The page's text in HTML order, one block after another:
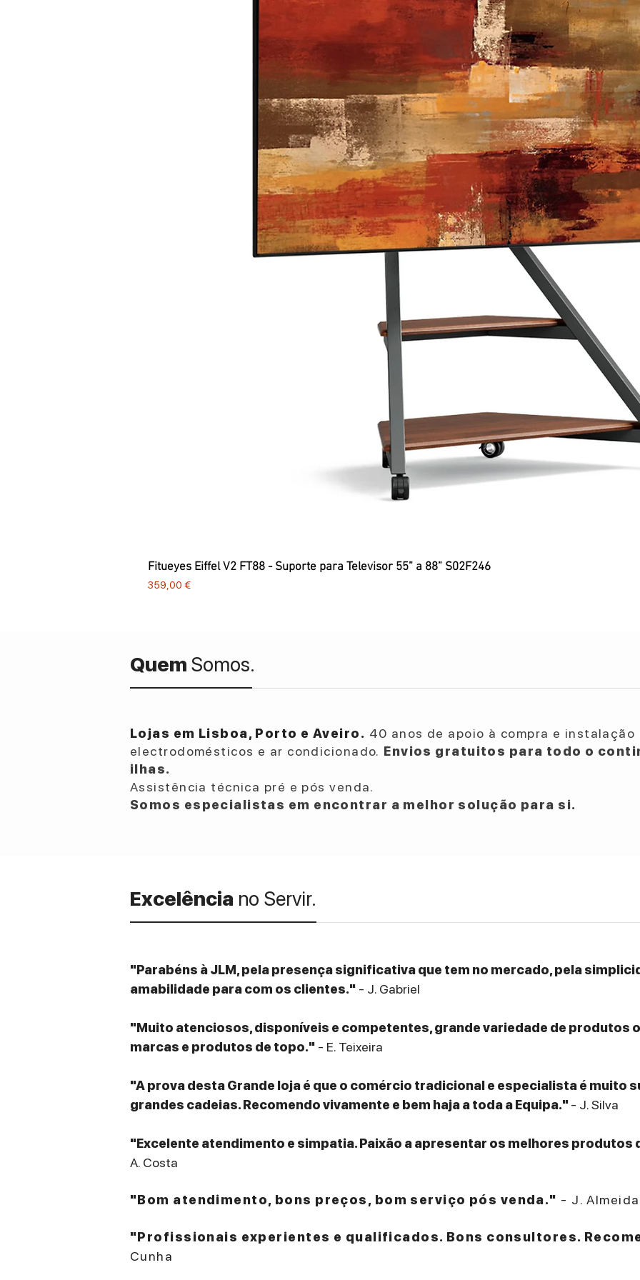
Fitueyes Eiffel V2 FT88 - Suporte para Televisor 55” a 88” S02F246
Preço
359,00 €
Quem Somos.
Lojas em Lisboa, Porto e Aveiro. 40 anos de apoio à compra e instalação
electrodomésticos e ar condicionado. Envios gratuitos para todo o
ilhas.
Assistência técnica pré e pós venda.
Somos especialistas em encontrar a melhor solução para si.
Excelência no Servir.
"Parabéns à JLM, pela presença significativa que tem no mercado, pela
amabilidade para com os clientes." - J. Gabriel
"Muito atenciosos, disponíveis e competentes, grande variedade de produtos
marcas e produtos de topo." - E. Teixeira
"A prova desta Grande loja é que o comércio tradicional e especialista é muito
grandes cadeias. Recomendo vivamente e bem haja a toda a Equipa."- J. Silva
"Excelente atendimento e simpatia. Paixão a apresentar os melhores produtos
A. Costa
"Bom atendimento, bons preços, bom serviço pós venda." - J. Almeida
"Profissionais experientes e qualificados. Bons consultores.
Cunha